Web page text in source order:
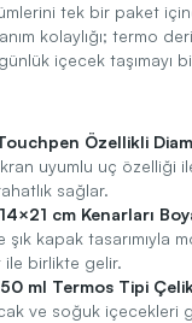
tek bir paket
kolaylığı; termo
içecek taşımayı
Özellikli
uyumlu uç özelliği
sağlar.
cm Kenarları
şık kapak tasarımıyla
birlikte gelir.
ml Termos Tipi
ve soğuk içecekleri